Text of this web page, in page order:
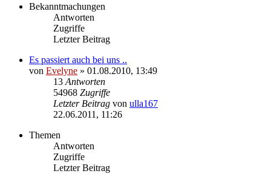
Bekanntmachungen
Antworten
Zugriffe
Letzter Beitrag
Es passiert auch bei uns ..
von Evelyne » 01.08.2010, 13:49
13 Antworten
54968 Zugriffe
Letzter Beitrag von ulla167
22.06.2011, 11:26
Themen
Antworten
Zugriffe
Letzter Beitrag